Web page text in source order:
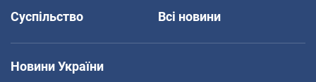
Суспільство
Всі новини
Новини України